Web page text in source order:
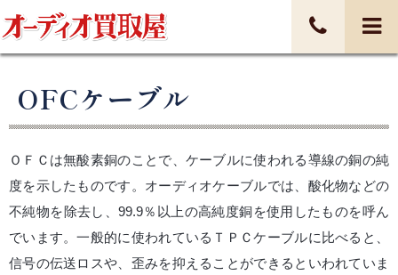
OFCケーブル
ＯＦＣは無酸素銅のことで、ケーブルに使われる導線の銅の純
度を示したものです。オーディオケーブルでは、酸化物などの
不純物を除去し、99.9％以上の高純度銅を使用したものを呼ん
でいます。一般的に使われているＴＰＣケーブルに比べると、
信号の伝送ロスや、歪みを抑えることができるといわれていま